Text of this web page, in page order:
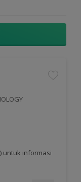
untuk informasi